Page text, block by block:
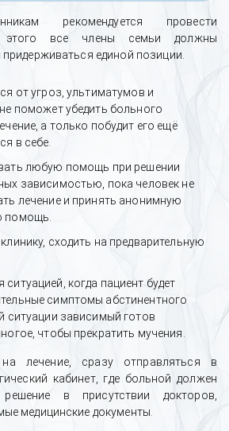
рекомендуется провести
этого все члены семьи должны
единой позиции.
от угроз, ультиматумов и
поможет убедить больного
а только побудит его ещё
в себе.
любую помощь при решении
зависимостью, пока человек не
лечение и принять анонимную
помощь.
сходить на предварительную
когда пациент будет
симптомы абстинентного
ситуации зависимый готов
чтобы прекратить мучения.
лечение, сразу отправляться в
кабинет, где больной должен
в присутствии докторов,
медицинские документы.